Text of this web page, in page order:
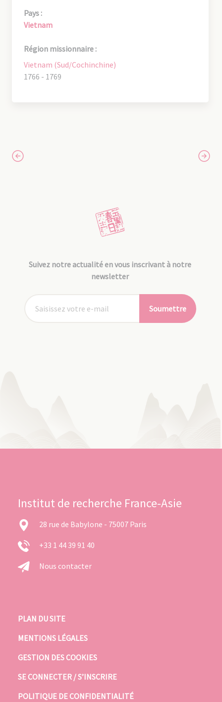
Pays :
Vietnam
Région missionnaire :
Vietnam (Sud/Cochinchine)
1766 - 1769
Suivez notre actualité en vous inscrivant à notre
newsletter
Soumettre
Institut de recherche France-Asie
28 rue de Babylone - 75007 Paris
+33 1 44 39 91 40
Nous contacter
PLAN DU SITE
MENTIONS LÉGALES
GESTION DES COOKIES
SE CONNECTER / S’INSCRIRE
POLITIQUE DE CONFIDENTIALITÉ